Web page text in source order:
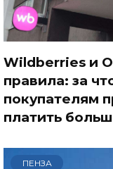
Wildberries и
правила: за
покупателям
платить
ПЕНЗА